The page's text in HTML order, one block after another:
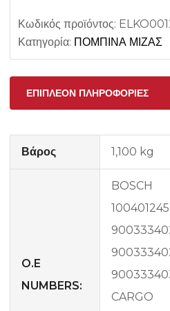
Κωδικός προϊόντος:
Κατηγορία: ΠΟΜΠΙΝΑ ΜΙΖΑΣ
ΕΠΙΠΛΈΟΝ ΠΛΗΡΟΦΟΡΊΕΣ
Βάρος 1,100 kg
O.E
NUMBERS:
BOSCH
CARGO